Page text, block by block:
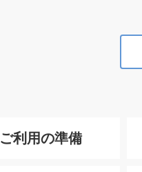
ご利用の準備